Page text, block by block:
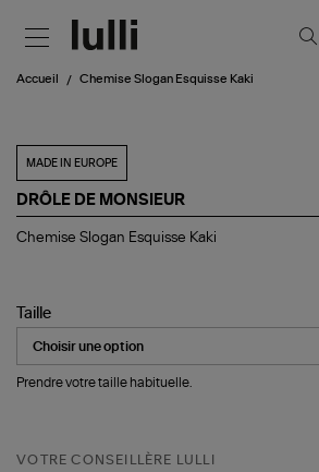
Accueil Chemise Slogan Esquisse Kaki
MADE IN EUROPE
DRÔLE DE MONSIEUR
Chemise
Chemise Slogan Esquisse Kaki
Taille
Prendre votre taille habituelle.
VOTRE CONSEILLÈRE LULLI